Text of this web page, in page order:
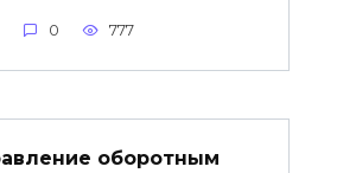
0 777
оборотным